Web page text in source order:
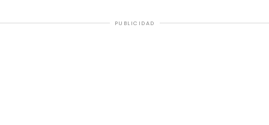
PUBLICIDAD